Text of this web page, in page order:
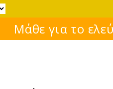
Μάθε για το